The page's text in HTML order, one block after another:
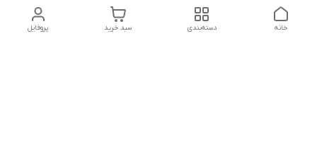
پروفایل سبد خرید دسته‌بندی خانه